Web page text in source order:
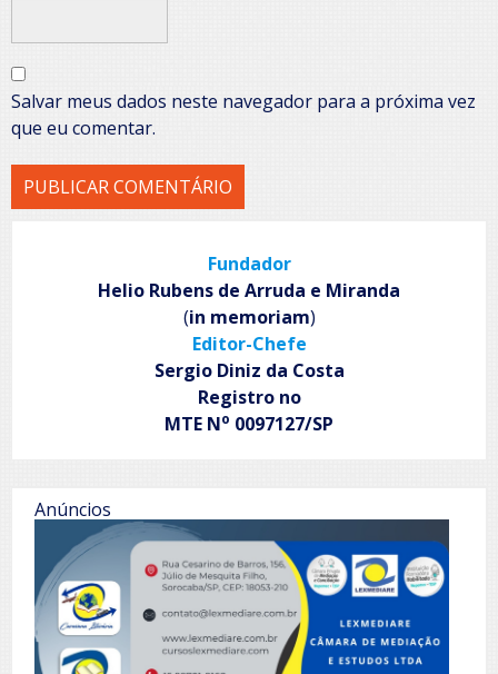
Salvar meus dados neste navegador para a próxima vez
que eu comentar.
Fundador
Helio Rubens de Arruda e Miranda
(in memoriam)
Editor-Chefe
Sergio Diniz da Costa
Registro no
MTE No 0097127/SP
Anúncios